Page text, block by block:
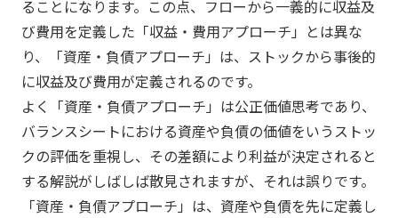
ることになります。この点、フローから一義的に収益及
び費用を定義した「収益・費用アプローチ」とは異な
り、「資産・負債アプローチ」は、ストックから事後的
に収益及び費用が定義されるのです。
よく「資産・負債アプローチ」は公正価値思考であり、
バランスシートにおける資産や負債の価値をいうストッ
クの評価を重視し、その差額により利益が決定されると
する解説がしばしば散見されますが、それは誤りです。
「資産・負債アプローチ」は、資産や負債を先に定義し